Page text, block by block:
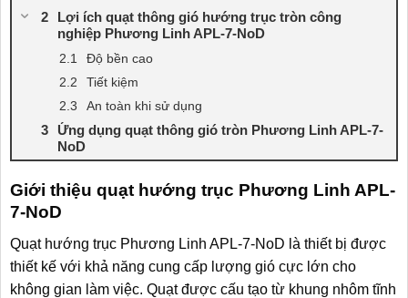
Lợi ích quạt thông gió hướng trục tròn công
nghiệp Phương Linh APL-7-NoD
Độ bền cao
Tiết kiệm
An toàn khi sử dụng
Ứng dụng quạt thông gió tròn Phương Linh APL-7-
NoD
Giới thiệu quạt hướng trục Phương Linh APL-
7-NoD
Quạt hướng trục Phương Linh APL-7-NoD là thiết bị được
thiết kế với khả năng cung cấp lượng gió cực lớn cho
không gian làm việc. Quạt được cấu tạo từ khung nhôm tĩnh